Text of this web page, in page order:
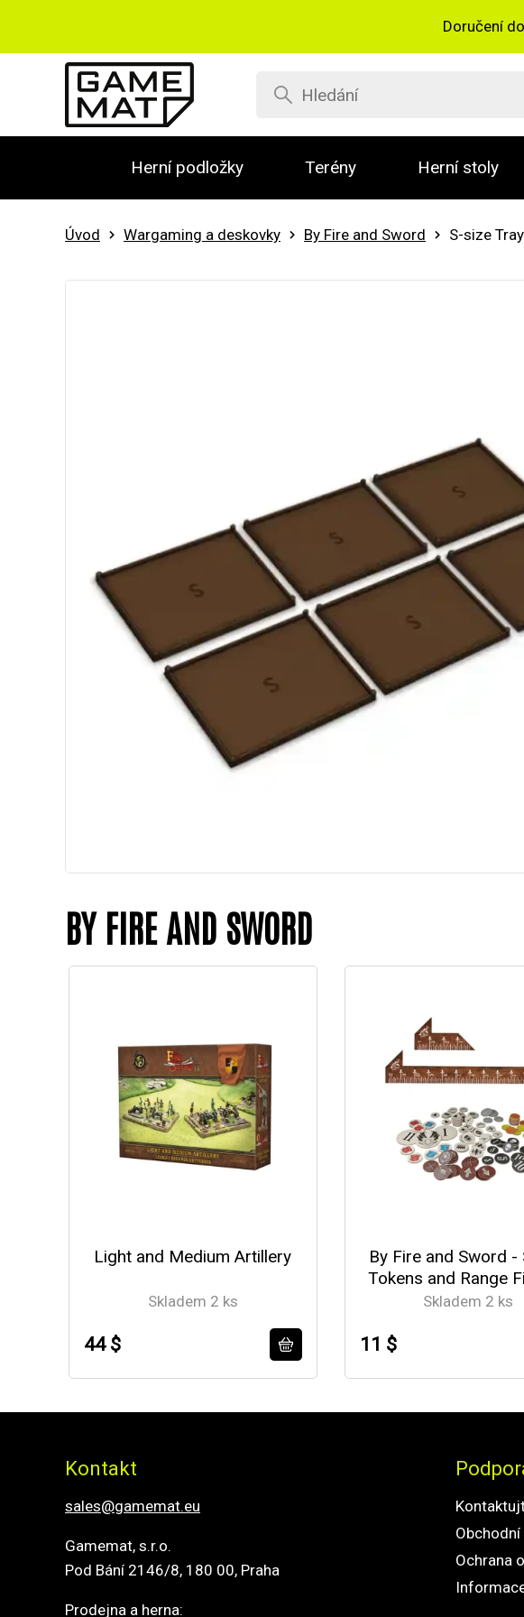
Doručení
Herní podložky Terény Herní stoly
Úvod Wargaming a deskovky By Fire and Sword S-size
BY FIRE AND SWORD
Light and Medium Artillery
Skladem 2 ks
44 $
By Fire and Sword -
Tokens and Range
Skladem 2 ks
11 $
Kontakt
sales@gamemat.eu
Gamemat, s.r.o.
Pod Bání 2146/8, 180 00, Praha
Prodejna a herna:
Ochrana